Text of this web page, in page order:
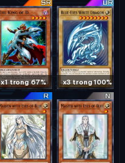
x1 trong 67% x3 trong 100%